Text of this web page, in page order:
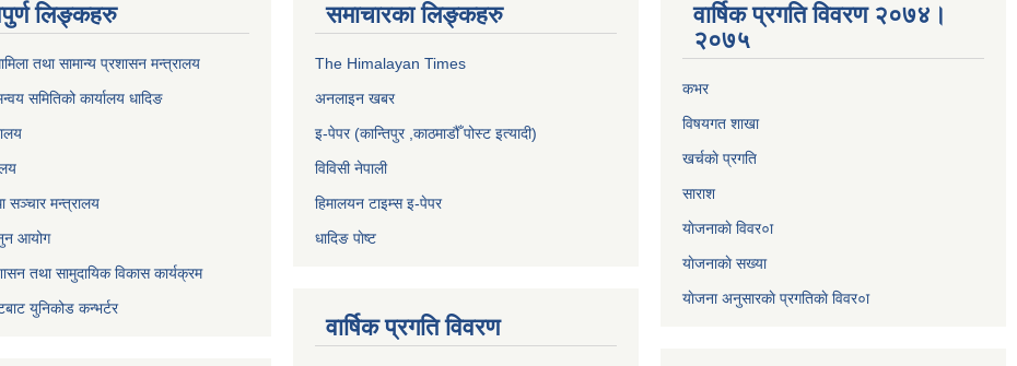
लिङ्कहरु
तथा सामान्य प्रशासन मन्त्रालय
समितिको कार्यालय धादिङ
सञ्चार मन्त्रालय
आयोग
तथा सामुदायिक विकास कार्यक्रम
युनिकोड कन्भर्टर
समाचारका लिङ्कहरु
The Himalayan Times
अनलाइन खबर
इ-पेपर (कान्तिपुर ,काठमाडौँ पोस्ट इत्यादी)
विविसी नेपाली
हिमालयन टाइम्स इ-पेपर
धादिङ पाेष्ट
वार्षिक प्रगति विवरण
वार्षिक प्रगति विवरण २०७४।
२०७५
कभर
विषयगत शाखा
खर्चकाे प्रगति
साराश
याेजनाकाे विवर०ा
याेजनाकाे सख्या
याेजना अनुसारकाे प्रगतिकाे विवर०ा